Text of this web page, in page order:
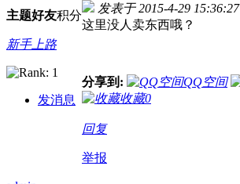
主题好友积分
新手上路
发消息
发表于 2015-4-29 15:36:27
这里没人卖东西哦？
分享到: QQ空间
收藏0
回复
举报